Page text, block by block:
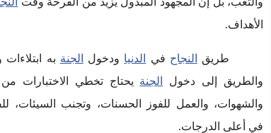
الأهداف.
طريق النجاح في الدنيا ودخول الجنة به ابتلاءات
والطريق إلى دخول
الجنة يحتاج تخطي الاختبارات من
والشهوات، والعمل للفوز الحسنات، وتجنب السيئات،
في أعلى الدرجات.